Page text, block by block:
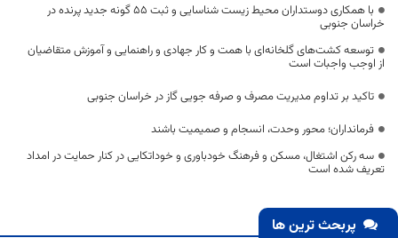
با همکاری دوستداران محیط زیست شناسایی و ثبت ۵۵ گونه جدید پرنده در
خراسان جنوبی
توسعه کشت‌های گلخانه‌ای با همت و کار جهادی و راهنمایی و آموزش متقاضیان
از اوجب واجبات است
تاکید بر تداوم مدیریت مصرف و صرفه جویی گاز در خراسان جنوبی
فرمانداران؛ محور وحدت، انسجام و صمیمیت باشند
سه رکن اشتغال، مسکن و فرهنگ خودباوری و خوداتکایی در کنار حمایت در امداد
تعریف شده است
پربحث ترین ها